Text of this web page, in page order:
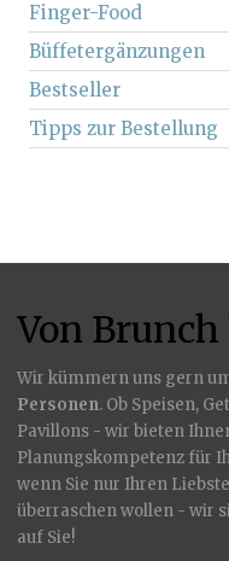
Finger-Food
Büffetergänzungen
Bestseller
Tipps zur Bestellung
Von
Wir kümmern uns gern
Personen. Ob Speisen,
Pavillons - wir bieten
Planungskompetenz für
wenn Sie nur Ihren
überraschen wollen - wir
auf Sie!